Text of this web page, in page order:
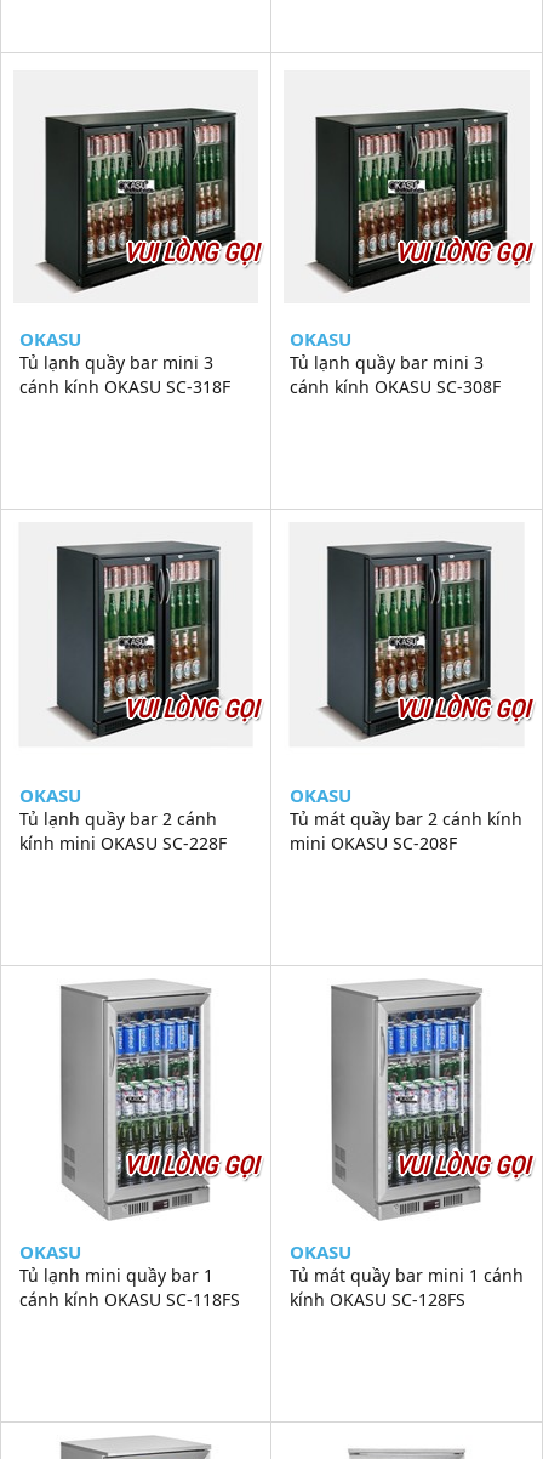
VUI LÒNG GỌI
OKASU
Tủ lạnh quầy bar mini 3
cánh kính OKASU SC-318F
VUI LÒNG GỌI
OKASU
Tủ lạnh quầy bar mini 3
cánh kính OKASU SC-308F
VUI LÒNG GỌI
OKASU
Tủ lạnh quầy bar 2 cánh
kính mini OKASU SC-228F
VUI LÒNG GỌI
OKASU
Tủ mát quầy bar 2 cánh kính
mini OKASU SC-208F
VUI LÒNG GỌI
OKASU
Tủ lạnh mini quầy bar 1
cánh kính OKASU SC-118FS
VUI LÒNG GỌI
OKASU
Tủ mát quầy bar mini 1 cánh
kính OKASU SC-128FS